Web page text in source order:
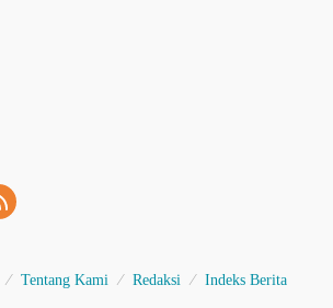
Tentang Kami Redaksi Indeks Berita